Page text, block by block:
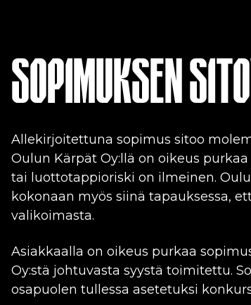
SOPIMUKSEN
Allekirjoitettuna sopimus sitoo
Oulun Kärpät Oy:llä on oikeus
tai luottotappioriski on ilmeinen.
kokonaan myös siinä tapauksessa,
valikoimasta.
Asiakkaalla on oikeus purkaa
Oy:stä johtuvasta syystä toimitettu.
osapuolen tullessa asetetuksi